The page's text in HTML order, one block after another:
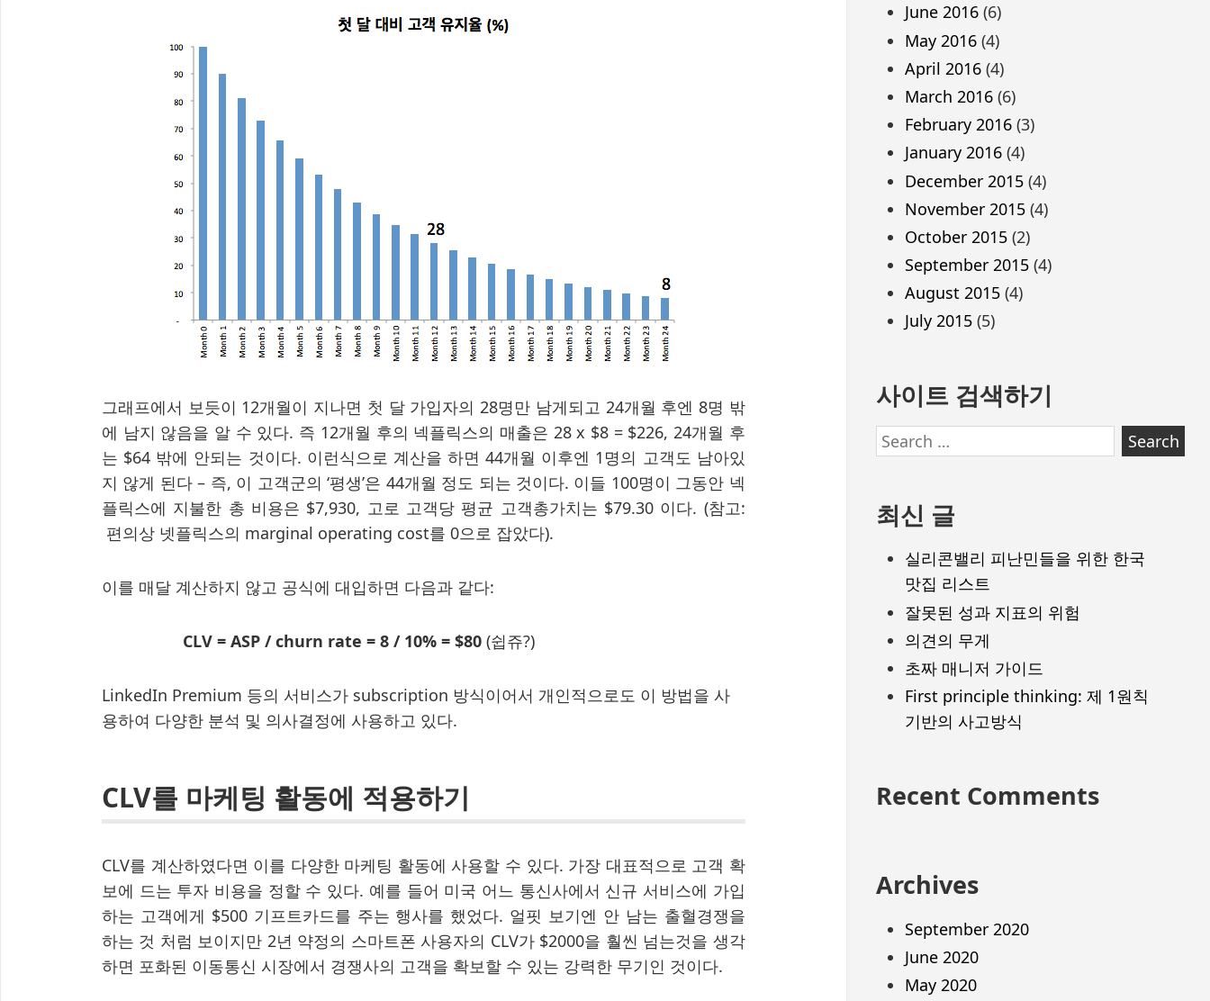
그래프에서 보듯이 12개월이 지나면 첫 달 가입자의 28명만 남게되고 24개월 후엔 8명 밖
에 남지 않음을 알 수 있다. 즉 12개월 후의 넥플릭스의 매출은 28 x $8 = $226, 24개월 후
는 $64 밖에 안되는 것이다. 이런식으로 계산을 하면 44개월 이후엔 1명의 고객도 남아있
지 않게 된다 – 즉, 이 고객군의 ‘평생’은 44개월 정도 되는 것이다. 이들 100명이 그동안 넥
플릭스에 지불한 총 비용은 $7,930, 고로 고객당 평균 고객총가치는 $79.30 이다. (참고:
편의상 넷플릭스의 marginal operating cost를 0으로 잡았다).
이를 매달 계산하지 않고 공식에 대입하면 다음과 같다:
CLV = ASP / churn rate = 8 / 10% = $80 (쉽쥬?)
LinkedIn Premium 등의 서비스가 subscription 방식이어서 개인적으로도 이 방법을 사
용하여 다양한 분석 및 의사결정에 사용하고 있다.
CLV를 마케팅 활동에 적용하기
CLV를 계산하였다면 이를 다양한 마케팅 활동에 사용할 수 있다. 가장 대표적으로 고객 확
보에 드는 투자 비용을 정할 수 있다. 예를 들어 미국 어느 통신사에서 신규 서비스에 가입
하는 고객에게 $500 기프트카드를 주는 행사를 했었다. 얼핏 보기엔 안 남는 출혈경쟁을
하는 것 처럼 보이지만 2년 약정의 스마트폰 사용자의 CLV가 $2000을 훨씬 넘는것을 생각
하면 포화된 이동통신 시장에서 경쟁사의 고객을 확보할 수 있는 강력한 무기인 것이다.
June 2016(6)
May 2016(4)
April 2016(4)
March 2016(6)
February 2016(3)
January 2016(4)
December 2015(4)
November 2015(4)
October 2015(2)
September 2015(4)
August 2015(4)
July 2015(5)
사이트 검색하기
Search
for:
최신 글
실리콘밸리 피난민들을 위한 한국
맛집 리스트
잘못된 성과 지표의 위험
의견의 무게
초짜 매니저 가이드
First principle thinking: 제 1원칙
기반의 사고방식
Recent Comments
Archives
September 2020
June 2020
May 2020